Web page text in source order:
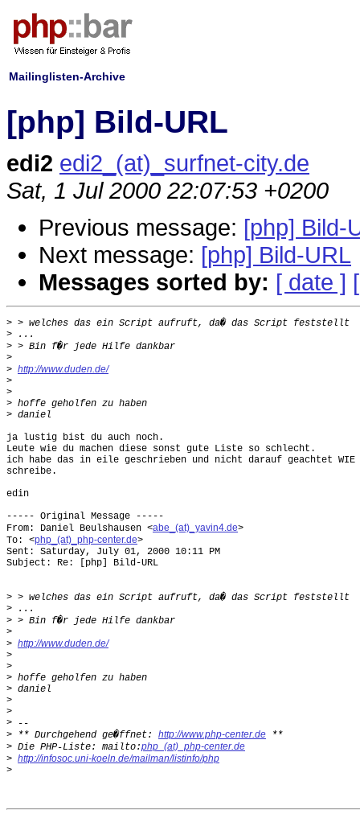
Mailinglisten-Archive
[php] Bild-URL
edi2 edi2_(at)_surfnet-city.de
Sat, 1 Jul 2000 22:07:53 +0200
Previous message: [php] Bild-
Next message: [php] Bild-URL
Messages sorted by: [ date ]
>
>
>
>
> http://www.duden.de/
>
>
>
>
ja lustig bist du auch noch.
Leute wie du machen diese sonst gute Liste so schlecht.
ich habe das in eile geschrieben und nicht darauf geachtet
schreibe.
edin
----- Original Message -----
From: Daniel Beulshausen <abe_(at)_yavin4.de>
To: <php_(at)_php-center.de>
Sent: Saturday, July 01, 2000 10:11 PM
Subject: Re: [php] Bild-URL
>
>
>
>
> http://www.duden.de/
>
>
>
>
>
>
>
> ** Durchgehend ge�ffnet: http://www.php-center.de
> Die PHP-Liste: mailto:php_(at)_php-center.de
> http://infosoc.uni-koeln.de/mailman/listinfo/php
>